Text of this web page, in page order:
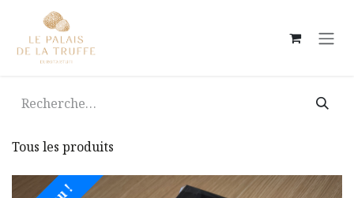
Se rendre au contenu
Tous les produits